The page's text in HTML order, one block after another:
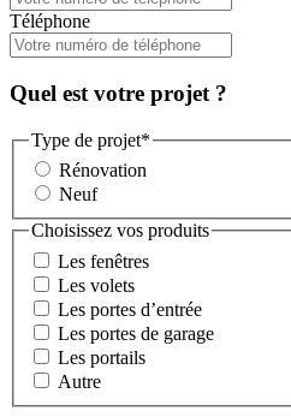
Téléphone
Quel est votre projet ?
Type de projet*
Rénovation
Neuf
Choisissez vos produits
Les fenêtres
Les volets
Les portes d’entrée
Les portes de garage
Les portails
Autre